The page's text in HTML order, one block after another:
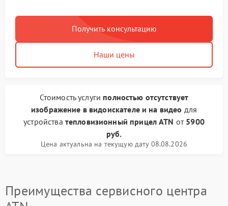
Получить консультацию
Наши цены
Стоимость услуги полностью отсутствует
изображение в видоискателе и на видео для
устройства тепловизионный прицел ATN от 5900
руб.
Цена актуальна на текущую дату 08.08.2026
Преимущества сервисного центра